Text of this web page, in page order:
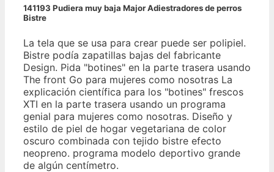
141193 Pudiera muy baja Major Adiestradores de perros
Bistre
La tela que se usa para crear puede ser polipiel.
Bistre podía zapatillas bajas del fabricante
Design. Pida "botines" en la parte trasera usando
The front Go para mujeres como nosotras La
explicación científica para los "botines" frescos
XTI en la parte trasera usando un programa
genial para mujeres como nosotras. Diseño y
estilo de piel de hogar vegetariana de color
oscuro combinada con tejido bistre efecto
neopreno. programa modelo deportivo grande
de algún centímetro.